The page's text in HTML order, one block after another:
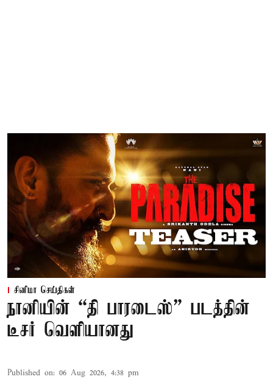
சினிமா செய்திகள்
நானியின் “தி பாரடைஸ்” படத்தின்
டீசர் வெளியானது
Published on: 06 Aug 2026, 4:38 pm